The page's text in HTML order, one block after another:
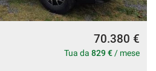
70.380 €
Tua da 829 € / mese